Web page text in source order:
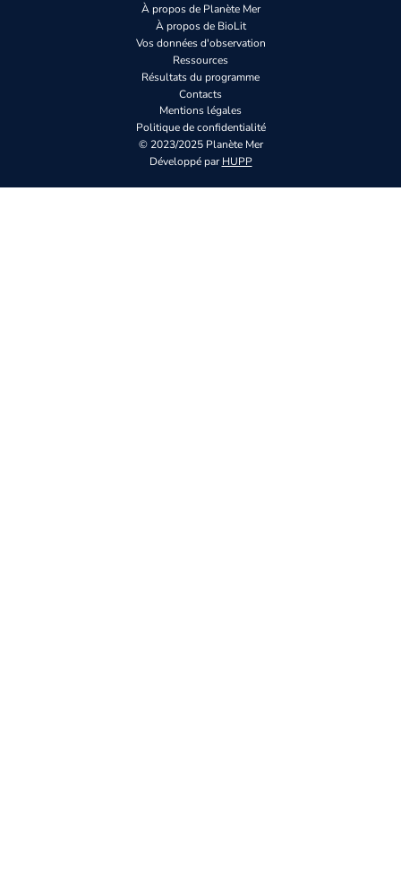
À propos de Planète Mer
À propos de BioLit
Vos données d'observation
Ressources
Résultats du programme
Contacts
Mentions légales
Politique de confidentialité
© 2023/2025 Planète Mer
Développé parHUPP